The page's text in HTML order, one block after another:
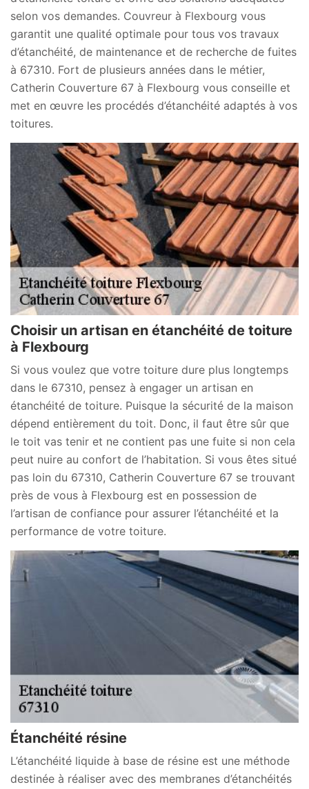
selon vos demandes. Couvreur à Flexbourg vous
garantit une qualité optimale pour tous vos travaux
d’étanchéité, de maintenance et de recherche de fuites
à 67310. Fort de plusieurs années dans le métier,
Catherin Couverture 67 à Flexbourg vous conseille et
met en œuvre les procédés d’étanchéité adaptés à vos
toitures.
Choisir un artisan en étanchéité de toiture
à Flexbourg
Si vous voulez que votre toiture dure plus longtemps
dans le 67310, pensez à engager un artisan en
étanchéité de toiture. Puisque la sécurité de la maison
dépend entièrement du toit. Donc, il faut être sûr que
le toit vas tenir et ne contient pas une fuite si non cela
peut nuire au confort de l’habitation. Si vous êtes situé
pas loin du 67310, Catherin Couverture 67 se trouvant
près de vous à Flexbourg est en possession de
l’artisan de confiance pour assurer l’étanchéité et la
performance de votre toiture.
Étanchéité résine
L’étanchéité liquide à base de résine est une méthode
destinée à réaliser avec des membranes d’étanchéités